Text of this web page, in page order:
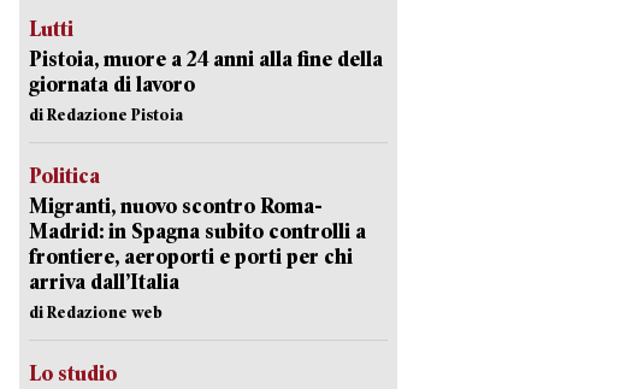
Lutti
Pistoia, muore a 24 anni alla fine della
giornata di lavoro
di Redazione Pistoia
Politica
Migranti, nuovo scontro Roma-
Madrid: in Spagna subito controlli a
frontiere, aeroporti e porti per chi
arriva dall’Italia
di Redazione web
Lo studio